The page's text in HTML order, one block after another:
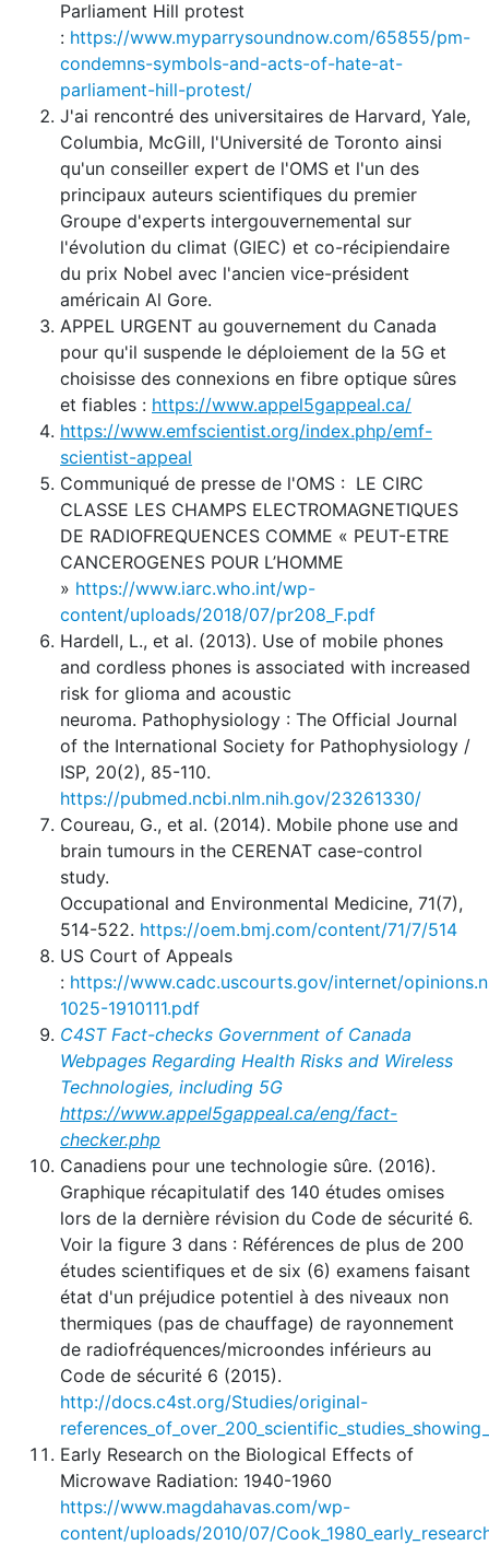
Parliament Hill protest
: https://www.myparrysoundnow.com/65855/pm-
condemns-symbols-and-acts-of-hate-at-
parliament-hill-protest/
J'ai rencontré des universitaires de Harvard, Yale,
Columbia, McGill, l'Université de Toronto ainsi
qu'un conseiller expert de l'OMS et l'un des
principaux auteurs scientifiques du premier
Groupe d'experts intergouvernemental sur
l'évolution du climat (GIEC) et co-récipiendaire
du prix Nobel avec l'ancien vice-président
américain Al Gore.
APPEL URGENT au gouvernement du Canada
pour qu'il suspende le déploiement de la 5G et
choisisse des connexions en fibre optique sûres
et fiables : https://www.appel5gappeal.ca/
https://www.emfscientist.org/index.php/emf-
scientist-appeal
Communiqué de presse de l'OMS : LE CIRC
CLASSE LES CHAMPS ELECTROMAGNETIQUES
DE RADIOFREQUENCES COMME « PEUT-ETRE
CANCEROGENES POUR L’HOMME
» https://www.iarc.who.int/wp-
content/uploads/2018/07/pr208_F.pdf
Hardell, L., et al. (2013). Use of mobile phones
and cordless phones is associated with increased
risk for glioma and acoustic
neuroma. Pathophysiology : The Official Journal
of the International Society for Pathophysiology /
ISP, 20(2), 85-110.
https://pubmed.ncbi.nlm.nih.gov/23261330/
Coureau, G., et al. (2014). Mobile phone use and
brain tumours in the CERENAT case-control
study.
Occupational and Environmental Medicine, 71(7),
514-522. https://oem.bmj.com/content/71/7/514
US Court of Appeals
: https://www.cadc.uscourts.gov/internet/
1025-1910111.pdf
C4ST Fact-checks Government of Canada
Webpages Regarding Health Risks and Wireless
Technologies, including 5G
https://www.appel5gappeal.ca/eng/fact-
checker.php
Canadiens pour une technologie sûre. (2016).
Graphique récapitulatif des 140 études omises
lors de la dernière révision du Code de sécurité 6.
Voir la figure 3 dans : Références de plus de 200
études scientifiques et de six (6) examens faisant
état d'un préjudice potentiel à des niveaux non
thermiques (pas de chauffage) de rayonnement
de radiofréquences/microondes inférieurs au
Code de sécurité 6 (2015).
http://docs.c4st.org/Studies/original-
Early Research on the Biological Effects of
Microwave Radiation: 1940-1960
https://www.magdahavas.com/wp-
content/uploads/2010/07/